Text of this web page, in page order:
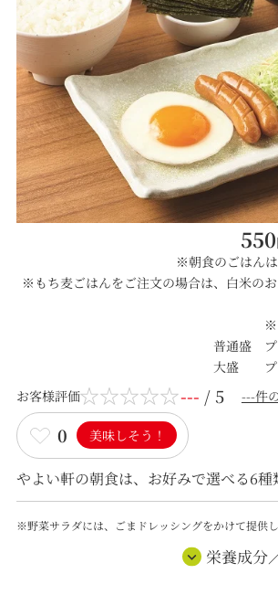
550
※朝食のごはんは
※もち麦ごはんをご注文の場合は、白米の
※
普通盛 プ
大盛 プラ
お客様評価
--- / 5 ---件
0 美味しそう！
やよい軒の朝食は、お好みで選べる6種
※野菜サラダには、ごまドレッシングをかけて提供し
栄養成分